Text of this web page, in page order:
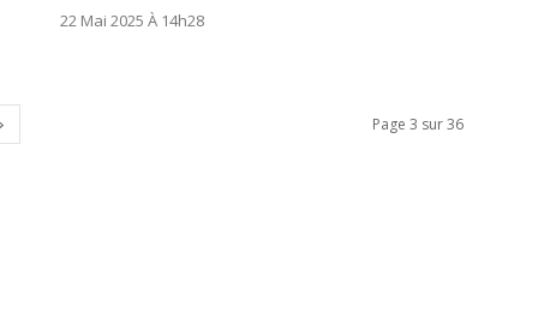
22 Mai 2025 À 14h28
Page 3 sur 36